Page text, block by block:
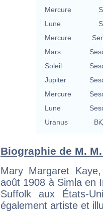
Mercure
Lune
Mercure
Mars
Soleil
Jupiter
Mercure
Lune
Uranus
Biographie de M.
Mary Margaret
août 1908 à Simla en
Suffolk aux États-
également artiste et